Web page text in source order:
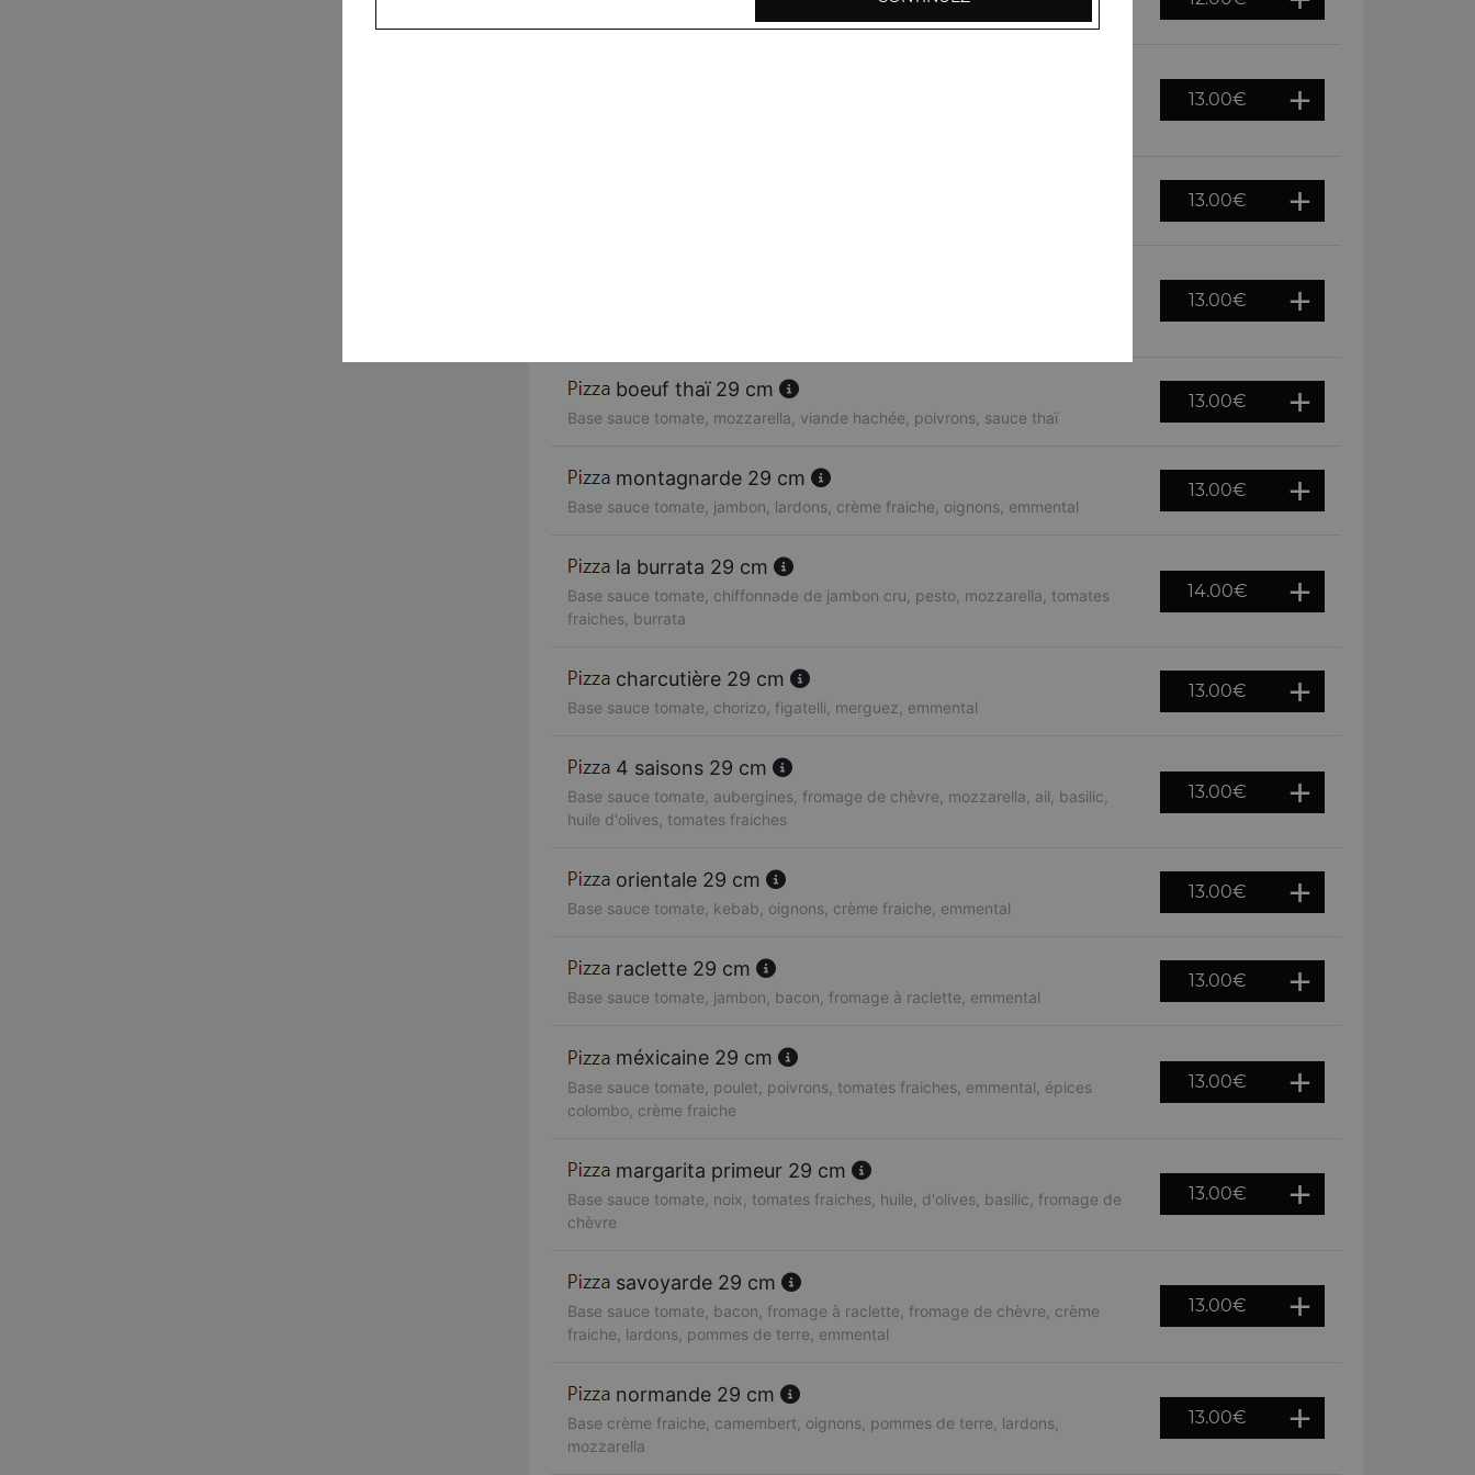
13.00€
13.00€
13.00€
boeuf thaï 29 cm
Base sauce tomate, mozzarella, viande hachée, poivrons, sauce thaï
13.00€
montagnarde 29 cm
Base sauce tomate, jambon, lardons, crème fraiche, oignons, emmental
13.00€
la burrata 29 cm
Base sauce tomate, chiffonnade de jambon cru, pesto, mozzarella, tomates
fraiches, burrata
14.00€
charcutière 29 cm
Base sauce tomate, chorizo, figatelli, merguez, emmental
13.00€
4 saisons 29 cm
Base sauce tomate, aubergines, fromage de chèvre, mozzarella, ail, basilic,
huile d'olives, tomates fraiches
13.00€
orientale 29 cm
Base sauce tomate, kebab, oignons, crème fraiche, emmental
13.00€
raclette 29 cm
Base sauce tomate, jambon, bacon, fromage à raclette, emmental
13.00€
méxicaine 29 cm
Base sauce tomate, poulet, poivrons, tomates fraiches, emmental, épices
colombo, crème fraiche
13.00€
margarita primeur 29 cm
Base sauce tomate, noix, tomates fraiches, huile, d'olives, basilic, fromage de
chèvre
13.00€
savoyarde 29 cm
Base sauce tomate, bacon, fromage à raclette, fromage de chèvre, crème
fraiche, lardons, pommes de terre, emmental
13.00€
normande 29 cm
Base crème fraiche, camembert, oignons, pommes de terre, lardons,
mozzarella
13.00€